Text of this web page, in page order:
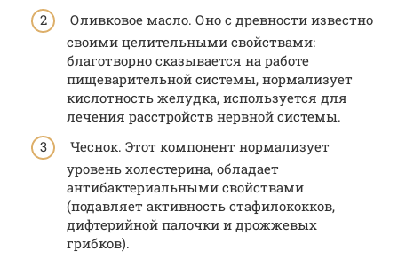
Оливковое масло. Оно с древности известно
своими целительными свойствами:
благотворно сказывается на работе
пищеварительной системы, нормализует
кислотность желудка, используется для
лечения расстройств нервной системы.
Чеснок. Этот компонент нормализует
уровень холестерина, обладает
антибактериальными свойствами
(подавляет активность стафилококков,
дифтерийной палочки и дрожжевых
грибков).